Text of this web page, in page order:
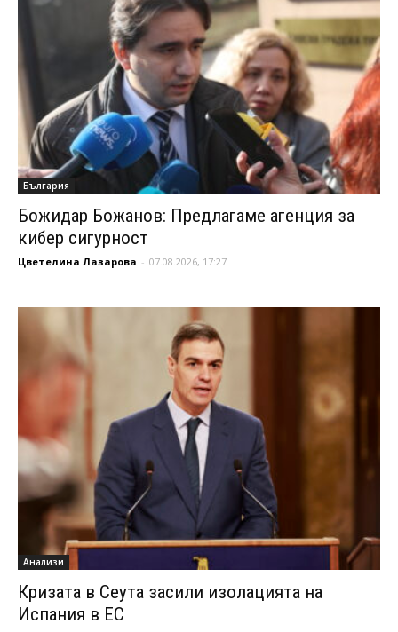
България
Божидар Божанов: Предлагаме агенция за
кибер сигурност
Цветелина Лазарова - 07.08.2026, 17:27
Анализи
Кризата в Сеута засили изолацията на
Испания в ЕС